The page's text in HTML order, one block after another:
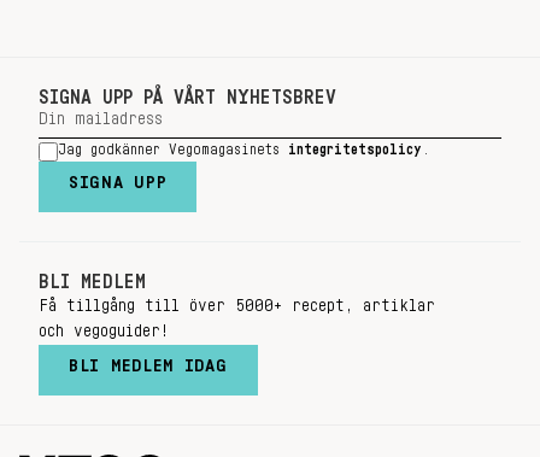
SIGNA UPP PÅ VÅRT NYHETSBREV
Jag godkänner Vegomagasinets integritetspolicy
SIGNA UPP
BLI MEDLEM
Få tillgång till över 5000+ recept, artiklar
och vegoguider!
BLI MEDLEM IDAG